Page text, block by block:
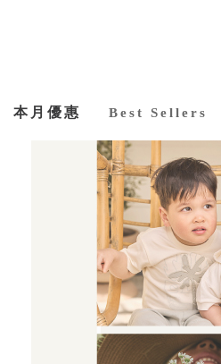
本月優惠 Best Sellers